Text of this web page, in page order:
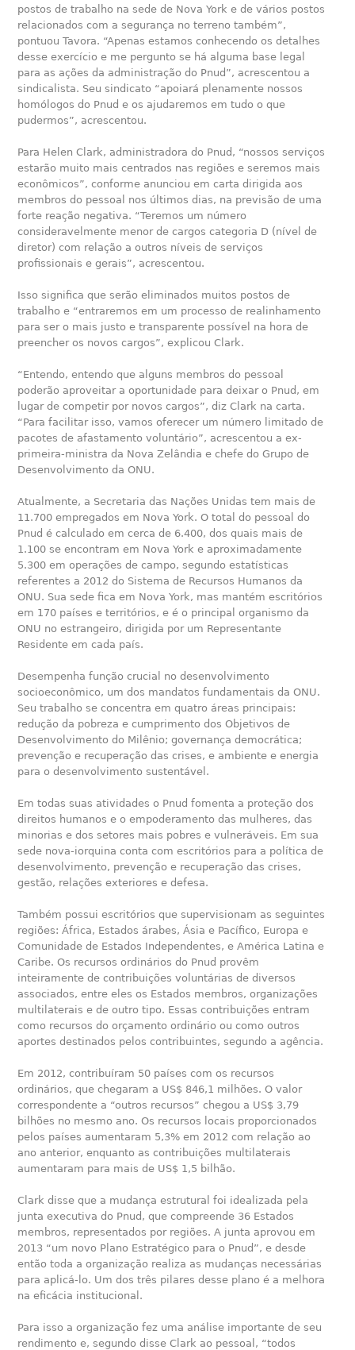
postos de trabalho na sede de Nova York e de vários postos
relacionados com a segurança no terreno também”,
pontuou Tavora. “Apenas estamos conhecendo os detalhes
desse exercício e me pergunto se há alguma base legal
para as ações da administração do Pnud”, acrescentou a
sindicalista. Seu sindicato “apoiará plenamente nossos
homólogos do Pnud e os ajudaremos em tudo o que
pudermos”, acrescentou.
Para Helen Clark, administradora do Pnud, “nossos serviços
estarão muito mais centrados nas regiões e seremos mais
econômicos”, conforme anunciou em carta dirigida aos
membros do pessoal nos últimos dias, na previsão de uma
forte reação negativa. “Teremos um número
consideravelmente menor de cargos categoria D (nível de
diretor) com relação a outros níveis de serviços
profissionais e gerais”, acrescentou.
Isso significa que serão eliminados muitos postos de
trabalho e “entraremos em um processo de realinhamento
para ser o mais justo e transparente possível na hora de
preencher os novos cargos”, explicou Clark.
“Entendo, entendo que alguns membros do pessoal
poderão aproveitar a oportunidade para deixar o Pnud, em
lugar de competir por novos cargos”, diz Clark na carta.
“Para facilitar isso, vamos oferecer um número limitado de
pacotes de afastamento voluntário”, acrescentou a ex-
primeira-ministra da Nova Zelândia e chefe do Grupo de
Desenvolvimento da ONU.
Atualmente, a Secretaria das Nações Unidas tem mais de
11.700 empregados em Nova York. O total do pessoal do
Pnud é calculado em cerca de 6.400, dos quais mais de
1.100 se encontram em Nova York e aproximadamente
5.300 em operações de campo, segundo estatísticas
referentes a 2012 do Sistema de Recursos Humanos da
ONU. Sua sede fica em Nova York, mas mantém escritórios
em 170 países e territórios, e é o principal organismo da
ONU no estrangeiro, dirigida por um Representante
Residente em cada país.
Desempenha função crucial no desenvolvimento
socioeconômico, um dos mandatos fundamentais da ONU.
Seu trabalho se concentra em quatro áreas principais:
redução da pobreza e cumprimento dos Objetivos de
Desenvolvimento do Milênio; governança democrática;
prevenção e recuperação das crises, e ambiente e energia
para o desenvolvimento sustentável.
Em todas suas atividades o Pnud fomenta a proteção dos
direitos humanos e o empoderamento das mulheres, das
minorias e dos setores mais pobres e vulneráveis. Em sua
sede nova-iorquina conta com escritórios para a política de
desenvolvimento, prevenção e recuperação das crises,
gestão, relações exteriores e defesa.
Também possui escritórios que supervisionam as seguintes
regiões: África, Estados árabes, Ásia e Pacífico, Europa e
Comunidade de Estados Independentes, e América Latina e
Caribe. Os recursos ordinários do Pnud provêm
inteiramente de contribuições voluntárias de diversos
associados, entre eles os Estados membros, organizações
multilaterais e de outro tipo. Essas contribuições entram
como recursos do orçamento ordinário ou como outros
aportes destinados pelos contribuintes, segundo a agência.
Em 2012, contribuíram 50 países com os recursos
ordinários, que chegaram a US$ 846,1 milhões. O valor
correspondente a “outros recursos” chegou a US$ 3,79
bilhões no mesmo ano. Os recursos locais proporcionados
pelos países aumentaram 5,3% em 2012 com relação ao
ano anterior, enquanto as contribuições multilaterais
aumentaram para mais de US$ 1,5 bilhão.
Clark disse que a mudança estrutural foi idealizada pela
junta executiva do Pnud, que compreende 36 Estados
membros, representados por regiões. A junta aprovou em
2013 “um novo Plano Estratégico para o Pnud”, e desde
então toda a organização realiza as mudanças necessárias
para aplicá-lo. Um dos três pilares desse plano é a melhora
na eficácia institucional.
Para isso a organização fez uma análise importante de seu
rendimento e, segundo disse Clark ao pessoal, “todos